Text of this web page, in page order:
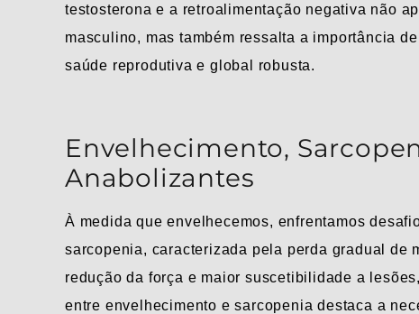
testosterona e a retroalimentação negativa não
masculino, mas também ressalta a importância
saúde reprodutiva e global robusta.
Envelhecimento,
Anabolizantes
À medida que envelhecemos, enfrentamos
sarcopenia, caracterizada pela perda gradual de
redução da força e maior suscetibilidade a
entre envelhecimento e sarcopenia destaca a